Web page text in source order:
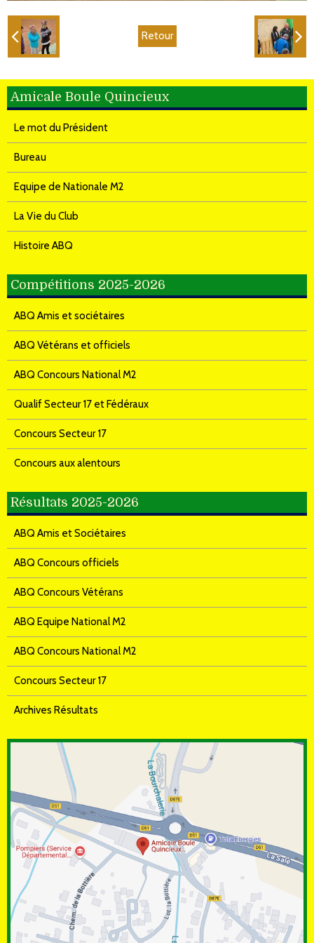
Retour
Amicale Boule Quincieux
Le mot du Président
Bureau
Equipe de Nationale M2
La Vie du Club
Histoire ABQ
Compétitions 2025-2026
ABQ Amis et sociétaires
ABQ Vétérans et officiels
ABQ Concours National M2
Qualif Secteur 17 et Fédéraux
Concours Secteur 17
Concours aux alentours
Résultats 2025-2026
ABQ Amis et Sociétaires
ABQ Concours officiels
ABQ Concours Vétérans
ABQ Equipe National M2
ABQ Concours National M2
Concours Secteur 17
Archives Résultats